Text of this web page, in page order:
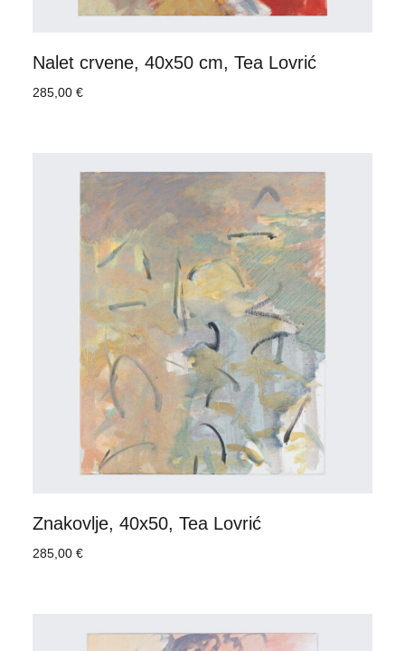
Nalet crvene, 40x50 cm, Tea Lovrić
285,00 €
Znakovlje, 40x50, Tea Lovrić
285,00 €